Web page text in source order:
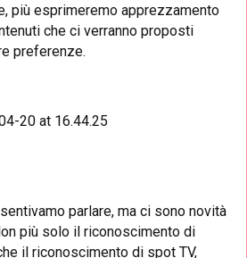
più esprimeremo apprezzamento
che ci verranno proposti
preferenze.
sentivamo parlare, ma ci sono novità
più solo il riconoscimento di
il riconoscimento di spot TV,